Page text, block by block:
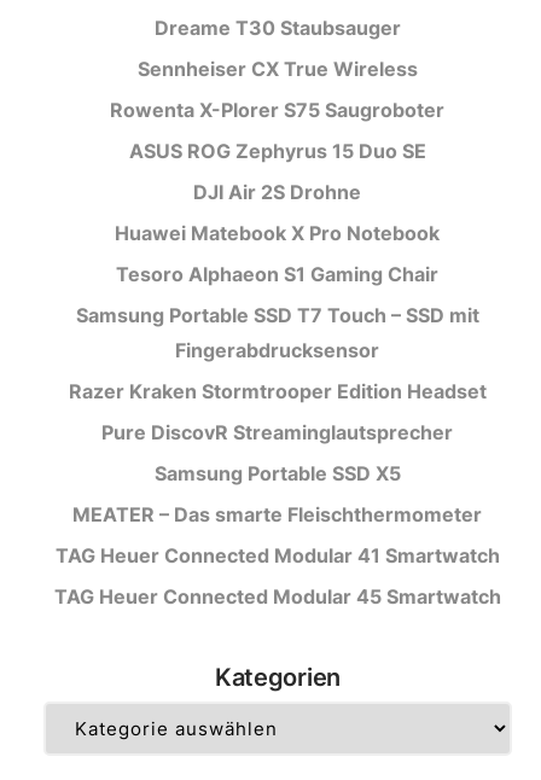
Dreame T30 Staubsauger
Sennheiser CX True Wireless
Rowenta X-Plorer S75 Saugroboter
ASUS ROG Zephyrus 15 Duo SE
DJI Air 2S Drohne
Huawei Matebook X Pro Notebook
Tesoro Alphaeon S1 Gaming Chair
Samsung Portable SSD T7 Touch – SSD mit
Fingerabdrucksensor
Razer Kraken Stormtrooper Edition Headset
Pure DiscovR Streaminglautsprecher
Samsung Portable SSD X5
MEATER – Das smarte Fleischthermometer
TAG Heuer Connected Modular 41 Smartwatch
TAG Heuer Connected Modular 45 Smartwatch
Kategorien